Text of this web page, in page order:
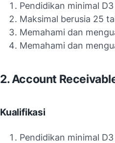
Pendidikan minimal
Maksimal berusia 25
Memahami dan
Memahami dan
2. Account
Kualifikasi
Pendidikan minimal